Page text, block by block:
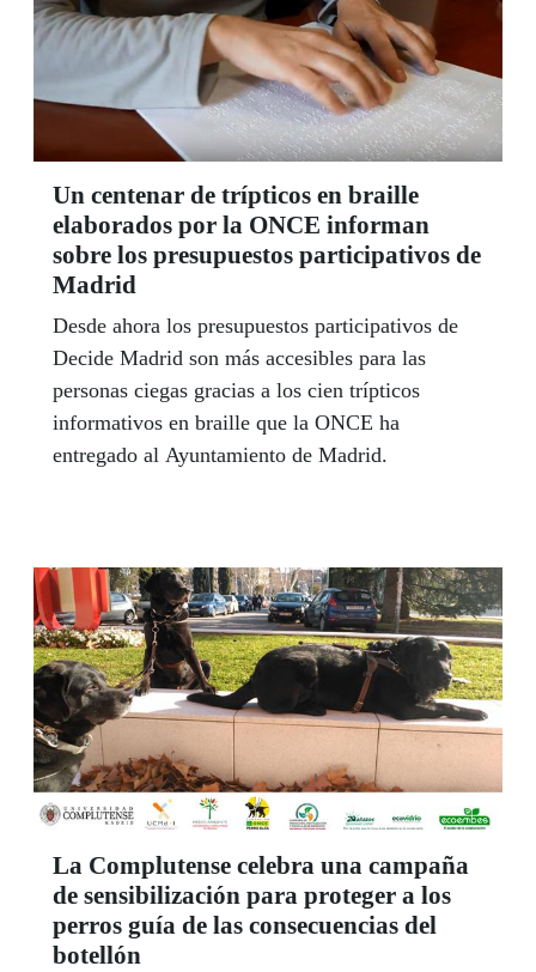
Un centenar de trípticos en braille
elaborados por la ONCE informan
sobre los presupuestos participativos de
Madrid
Desde ahora los presupuestos participativos de
Decide Madrid son más accesibles para las
personas ciegas gracias a los cien trípticos
informativos en braille que la ONCE ha
entregado al Ayuntamiento de Madrid.
La Complutense celebra una campaña
de sensibilización para proteger a los
perros guía de las consecuencias del
botellón